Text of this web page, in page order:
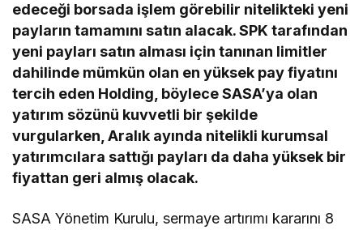
edeceği borsada işlem görebilir nitelikteki yeni
payların tamamını satın alacak. SPK tarafından
yeni payları satın alması için tanınan limitler
dahilinde mümkün olan en yüksek pay fiyatını
tercih eden Holding, böylece SASA’ya olan
yatırım sözünü kuvvetli bir şekilde
vurgularken, Aralık ayında nitelikli kurumsal
yatırımcılara sattığı payları da daha yüksek bir
fiyattan geri almış olacak.
SASA Yönetim Kurulu, sermaye artırımı kararını 8